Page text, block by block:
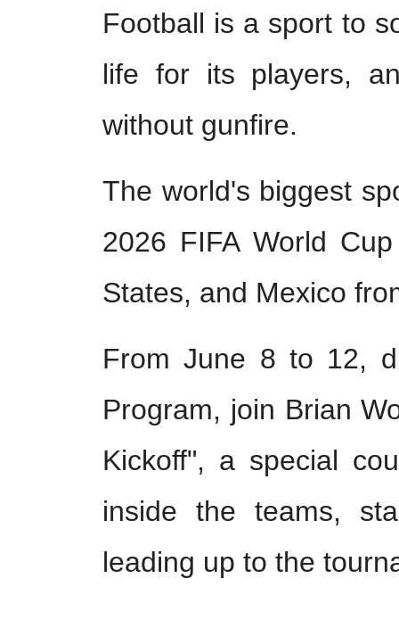
Football is a sport to
life for its players,
without gunfire.
The world's biggest
2026 FIFA World
States, and Mexico
From June 8 to 12,
Program, join Brian
Kickoff", a special
inside the teams,
leading up to the